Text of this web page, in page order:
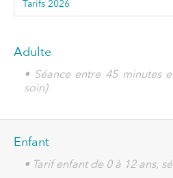
Adulte
• Séance entre 45 minutes
soin)
Enfant
• Tarif enfant de 0 à 12 ans,